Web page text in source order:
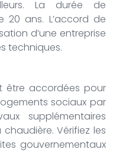
La durée de
20 ans. L’accord de
d’une entreprise
techniques.
être accordées pour
sociaux par
supplémentaires
Vérifiez les
gouvernementaux